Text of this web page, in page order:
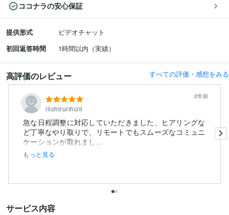
ココナラの安心保証
提供形式
ビデオチャット
初回返答時間
1時間以内（実績）
高評価のレビュー すべての評価・感想をみる
iiichirurihciii
2年前
急な日程調整に対応していただきました、ヒアリングな
ど丁寧なやり取りで、リモートでもスムーズなコミュニ
ケーションが取れまし...
もっと見る
サービス内容